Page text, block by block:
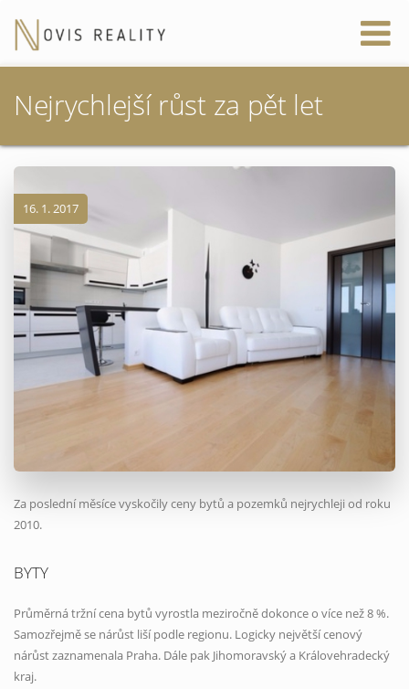
Nejrychlejší růst za pět let
16. 1. 2017
Za poslední měsíce vyskočily ceny bytů a pozemků nejrychleji od roku
2010.
BYTY
Průměrná tržní cena bytů vyrostla meziročně dokonce o více než 8 %.
Samozřejmě se nárůst liší podle regionu. Logicky největší cenový
nárůst zaznamenala Praha. Dále pak Jihomoravský a Královehradecký
kraj.